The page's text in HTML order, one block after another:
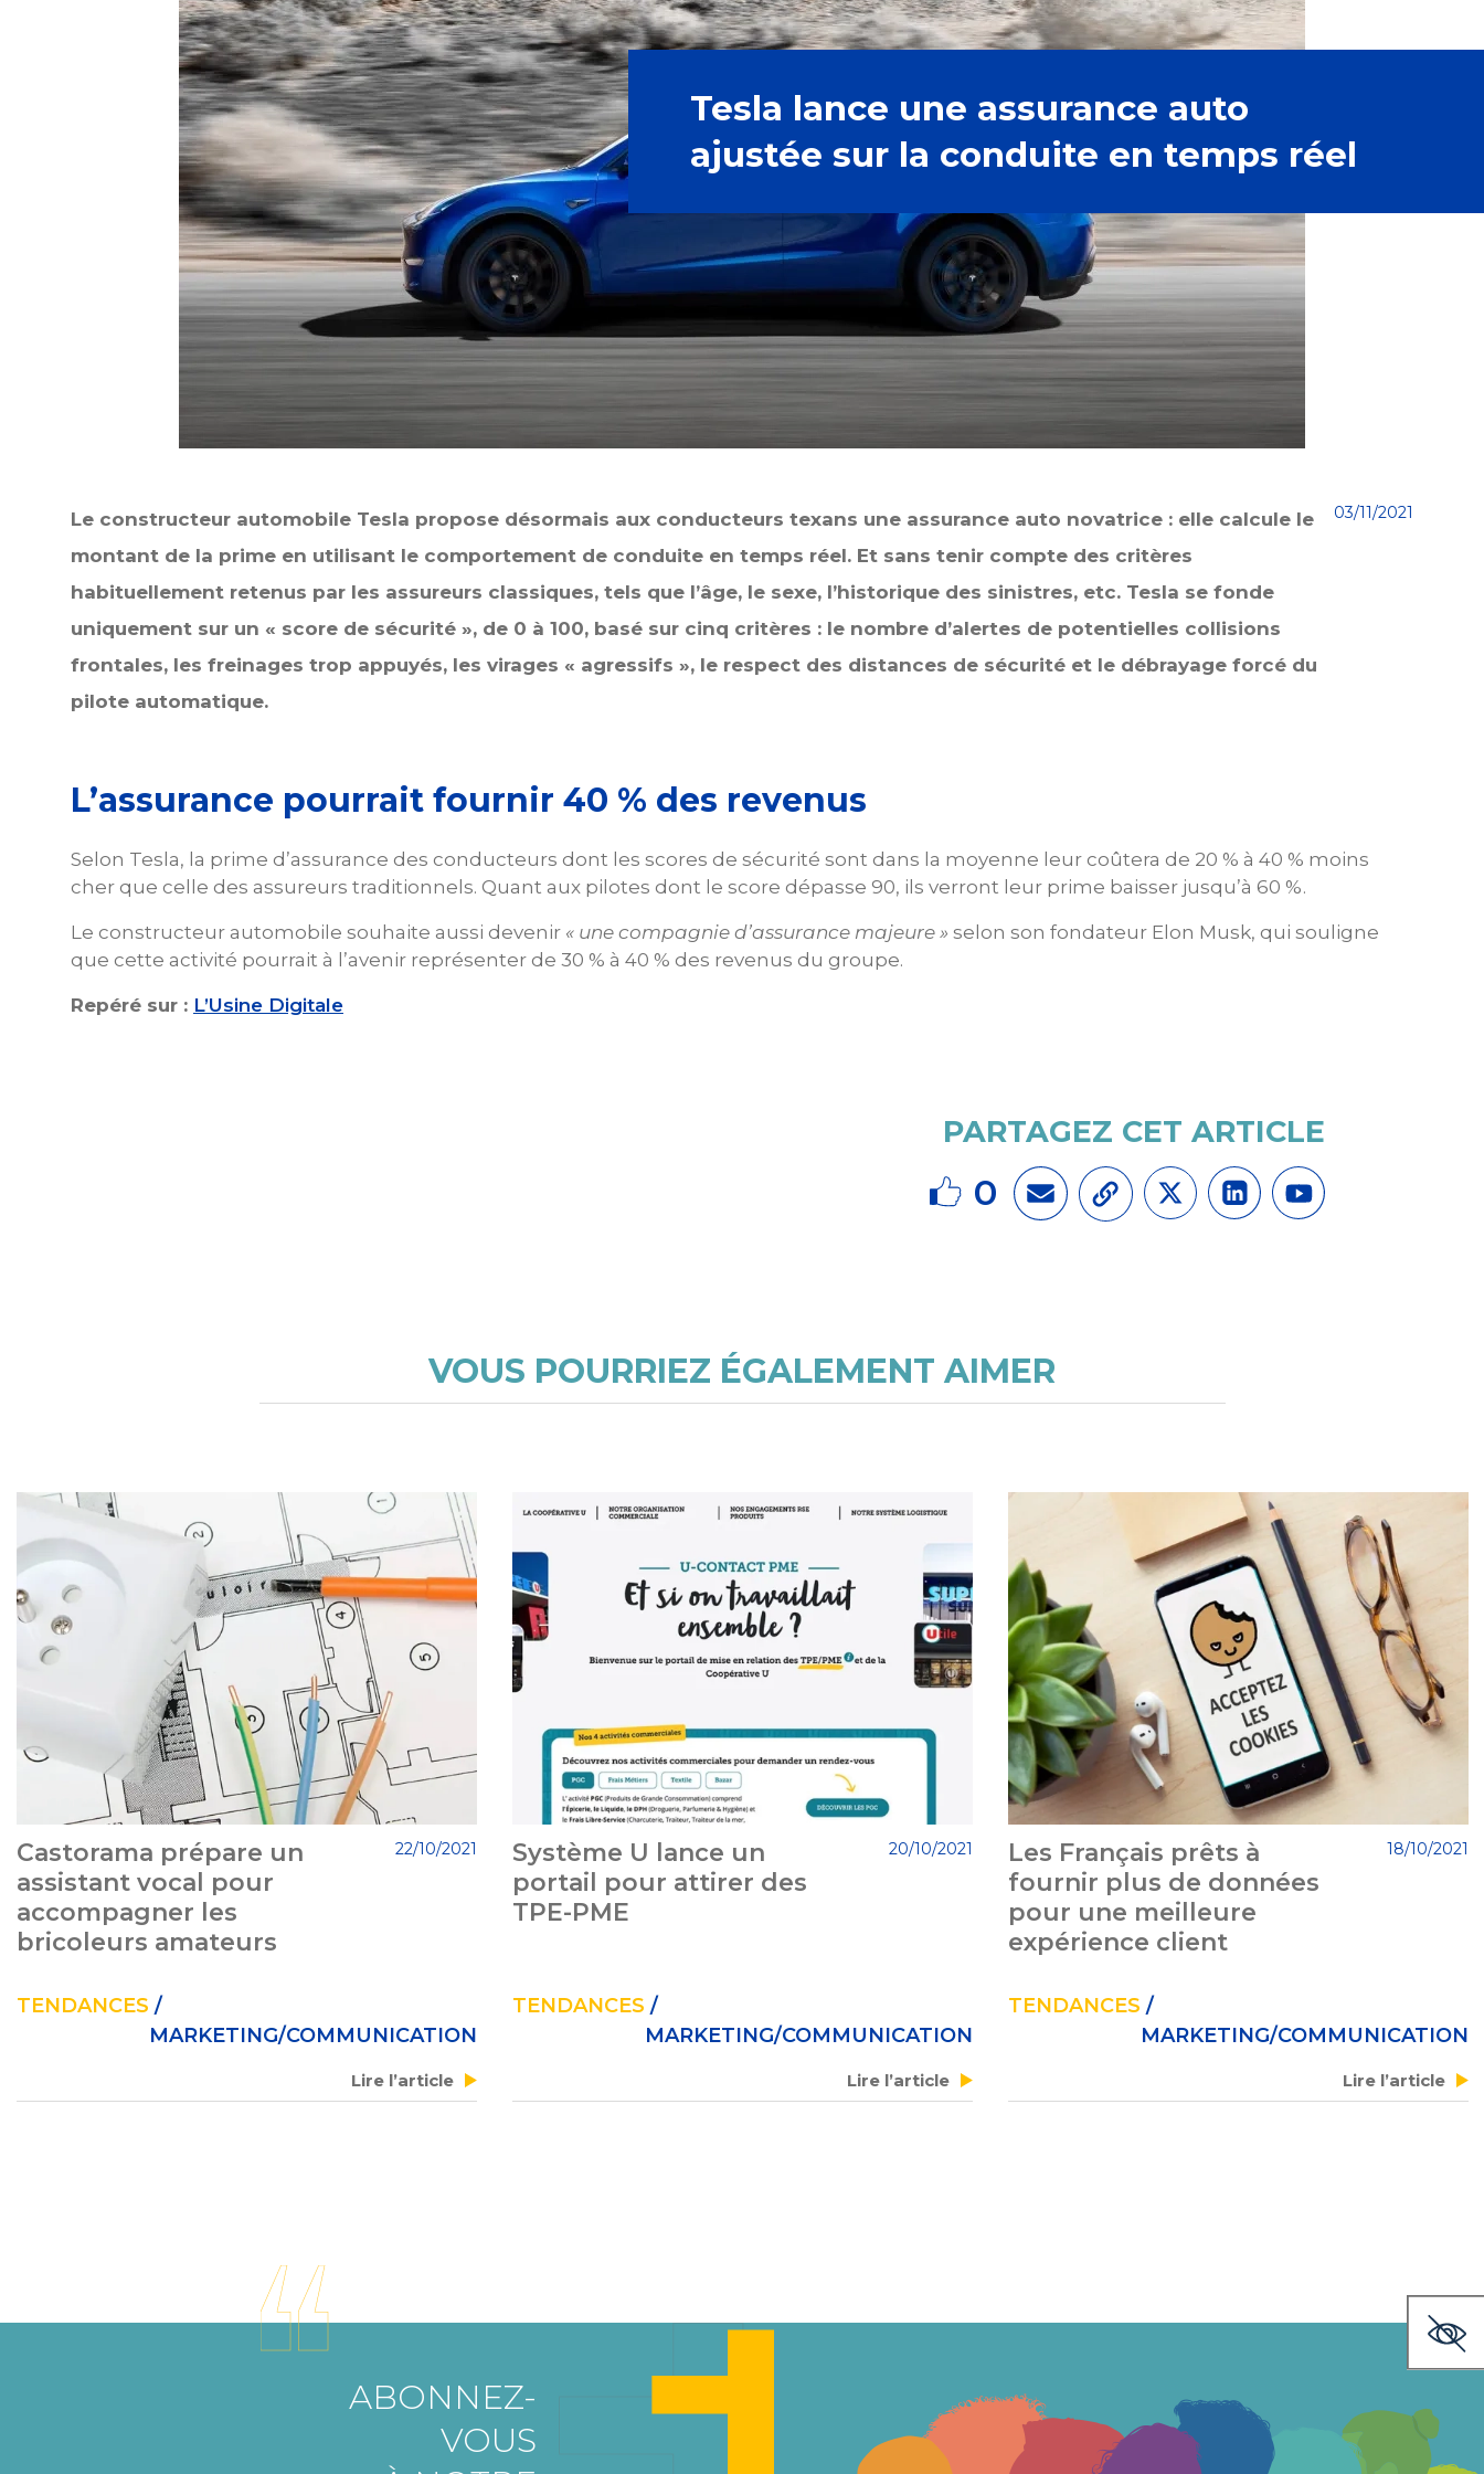
Tesla lance une assurance auto
ajustée sur la conduite en temps réel
Le constructeur automobile Tesla propose désormais aux conducteurs texans une assurance auto novatrice : elle calcule le
montant de la prime en utilisant le comportement de conduite en temps réel. Et sans tenir compte des critères
habituellement retenus par les assureurs classiques, tels que l’âge, le sexe, l’historique des sinistres, etc. Tesla se fonde
uniquement sur un « score de sécurité », de 0 à 100, basé sur cinq critères : le nombre d’alertes de potentielles collisions
frontales, les freinages trop appuyés, les virages « agressifs », le respect des distances de sécurité et le débrayage forcé du
pilote automatique.
03/11/2021
L’assurance pourrait fournir 40 % des revenus
Selon Tesla, la prime d’assurance des conducteurs dont les scores de sécurité sont dans la moyenne leur coûtera de 20 % à 40 % moins
cher que celle des assureurs traditionnels. Quant aux pilotes dont le score dépasse 90, ils verront leur prime baisser jusqu’à 60 %.
Le constructeur automobile souhaite aussi devenir « une compagnie d’assurance majeure » selon son fondateur Elon Musk, qui souligne
que cette activité pourrait à l’avenir représenter de 30 % à 40 % des revenus du groupe.
Repéré sur : L’Usine Digitale
PARTAGEZ CET ARTICLE
0
VOUS POURRIEZ ÉGALEMENT AIMER
Castorama prépare un
assistant vocal pour
accompagner les
bricoleurs amateurs
22/10/2021
TENDANCES /
MARKETING/COMMUNICATION
Lire l’article
Système U lance un
portail pour attirer des
TPE-PME
20/10/2021
TENDANCES /
MARKETING/COMMUNICATION
Lire l’article
Les Français prêts à
fournir plus de données
pour une meilleure
expérience client
18/10/2021
TENDANCES /
MARKETING/COMMUNICATION
Lire l’article
ABONNEZ-
VOUS